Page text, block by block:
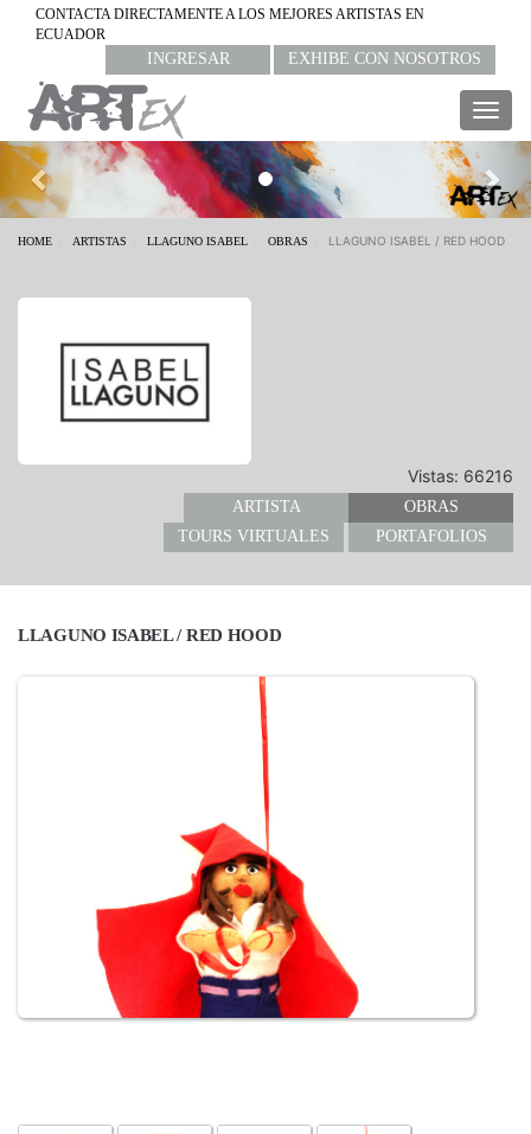
CONTACTA DIRECTAMENTE A LOS MEJORES ARTISTAS EN
ECUADOR
INGRESAR EXHIBE CON NOSOTROS
Previous
HOME ARTISTAS LLAGUNO ISABEL OBRAS LLAGUNO ISABEL / RED HOOD
Vistas: 66216
ARTISTA
OBRAS
TOURS VIRTUALES
PORTAFOLIOS
LLAGUNO ISABEL / RED HOOD